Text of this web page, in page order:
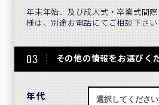
年末年始、及び成人式・卒業式間
様は、別途お電話にてご相談下さい
03 その他の情報をお選びく
年代